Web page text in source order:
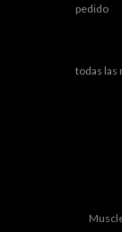
pedido
todas las